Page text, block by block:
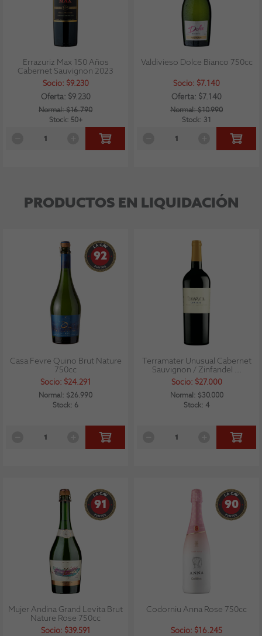
Errazuriz Max 150 Años
Cabernet Sauvignon 2023
Socio: $9.230
Oferta: $9.230
Normal: $16.790
Stock: 50+
Valdivieso Dolce Bianco 750cc
Socio: $7.140
Oferta: $7.140
Normal: $10.990
Stock: 31
PRODUCTOS EN LIQUIDACIÓN
92
Casa Fevre Quino Brut Nature
750cc
Socio: $24.291
Normal: $26.990
Stock: 6
Terramater Unusual Cabernet
Sauvignon / Zinfandel ...
Socio: $27.000
Normal: $30.000
Stock: 4
91
Mujer Andina Grand Levita Brut
Nature Rose 750cc
Socio: $39.591
90
Codorniu Anna Rose 750cc
Socio: $16.245